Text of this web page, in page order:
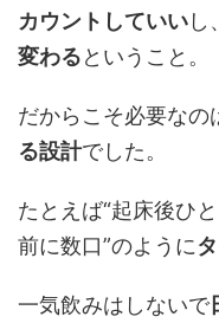
カウントしていいし、
変わるということ。
だからこそ必要なの
る設計でした。
たとえば“起床後ひ
前に数口”のように
一気飲みはしないで